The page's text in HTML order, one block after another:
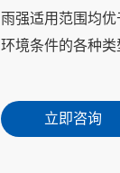
雨强适用范围均
环境条件的各种类
立即咨询